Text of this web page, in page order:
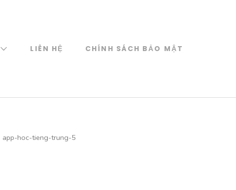
LIÊN HỆ CHÍNH SÁCH BẢO MẬT
app-hoc-tieng-trung-5